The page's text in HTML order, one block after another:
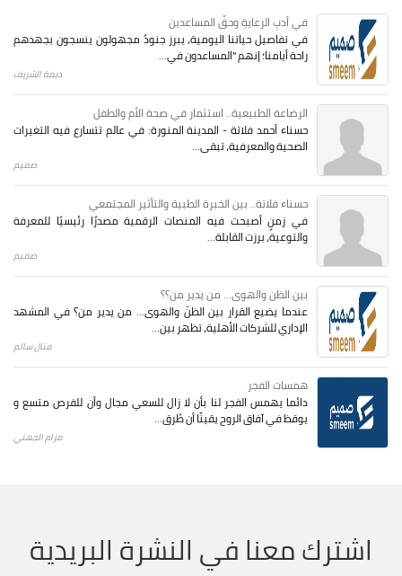
في أدبِ الرعايةِ وحقِّ المساعدين
في تفاصيل حياتنا اليومية، يبرز جنودٌ مجهولون ينسجون بجهدهم
راحة أيامنا؛ إنهم "المساعدون في...
ديمة الشريف
الرضاعة الطبيعية.. استثمار في صحة الأم والطفل
حسناء أحمد فلاتة - المدينة المنورة: في عالم تتسارع فيه التغيرات
الصحية والمعرفية، تبقى...
صميم
حسناء فلاتة.. بين الخبرة الطبية والتأثير المجتمعي
في زمنٍ أصبحت فيه المنصات الرقمية مصدرًا رئيسيًا للمعرفة
والتوعية، برزت القابلة...
صميم
بين الظن والهوى... من يدير من؟؟
عندما يضيع القرار بين الظنّ والهوى… من يدير من؟ في المشهد
الإداري للشركات الأهلية، تظهر بين...
منال سالم
همسات الفجر
دائما يهمس الفجر لنا بأن لا زال للسعي مجال وأن للفرص متسع و
يوقظ في آفاق الروح يقينًا أن طُرق...
مرام الجهني
اشترك معنا في النشرة البريدية